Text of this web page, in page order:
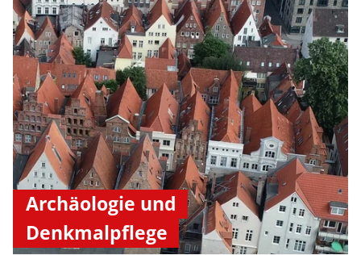
Archäologie und
Denkmalpflege